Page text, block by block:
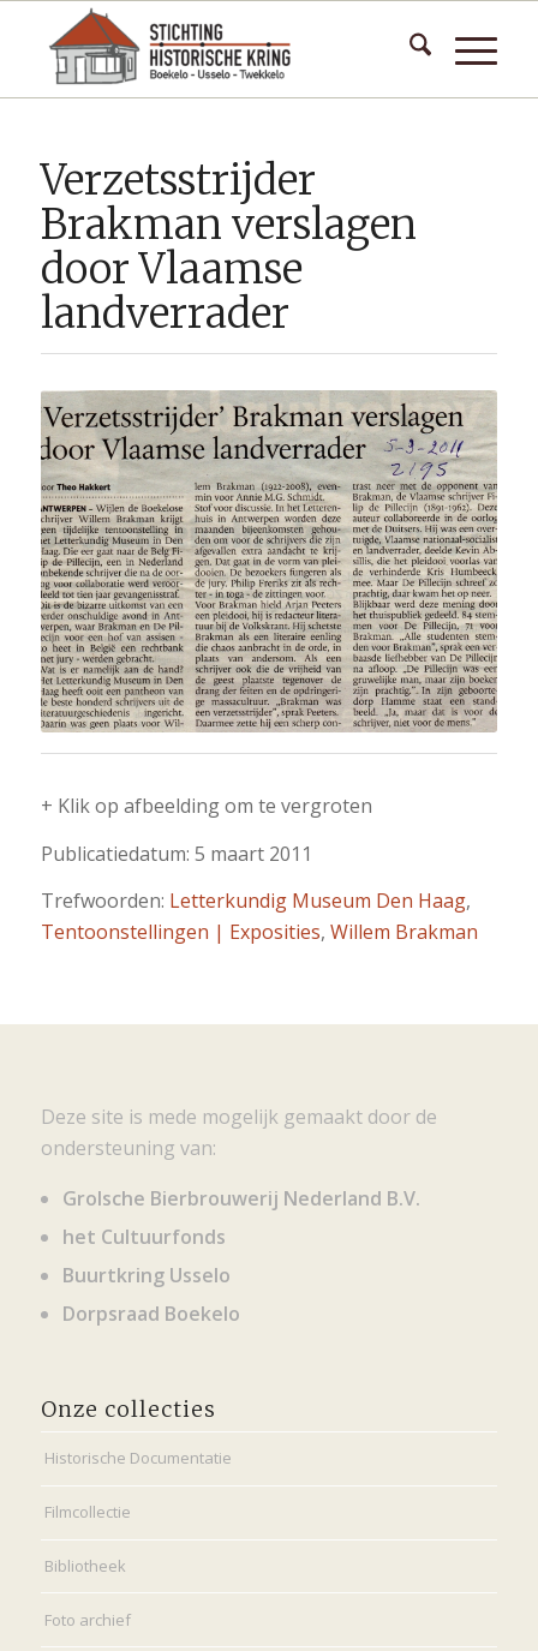
Verzetsstrijder
Brakman verslagen
door Vlaamse
landverrader
+ Klik op afbeelding om te vergroten
Publicatiedatum: 5 maart 2011
Trefwoorden: Letterkundig Museum Den Haag,
Tentoonstellingen | Exposities, Willem Brakman
Deze site is mede mogelijk gemaakt door de
ondersteuning van:
Grolsche Bierbrouwerij Nederland B.V.
het Cultuurfonds
Buurtkring Usselo
Dorpsraad Boekelo
Onze collecties
Historische Documentatie
Filmcollectie
Bibliotheek
Foto archief